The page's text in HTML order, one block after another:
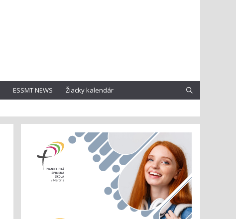
ESSMT NEWS
Žiacky kalendár